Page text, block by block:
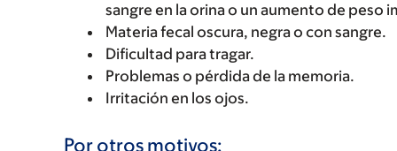
sangre en la orina o un aumento de peso
Materia fecal oscura, negra o con sangre.
Dificultad para tragar.
Problemas o pérdida de la memoria.
Irritación en los ojos.
Por otros motivos: